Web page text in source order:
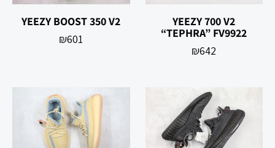
YEEZY 700 V2
“TEPHRA” FV9922
₪642
YEEZY BOOST 350 V2
₪601